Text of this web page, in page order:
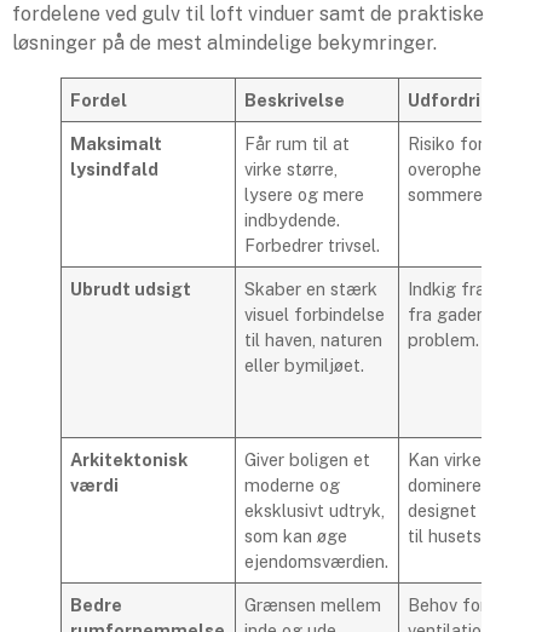
fordelene ved gulv til loft vinduer samt de praktiske
løsninger på de mest almindelige bekymringer.
Fordel Beskrivelse Udfordring
Maksimalt
lysindfald
Får rum til at
virke større,
lysere og mere
indbydende.
Forbedrer trivsel.
Risiko for
overophedning
sommeren.
Ubrudt udsigt
Skaber en stærk
visuel forbindelse
til haven, naturen
eller bymiljøet.
Indkig fra
fra gaden kan
problem.
Arkitektonisk
værdi
Giver boligen et
moderne og
eksklusivt udtryk,
som kan øge
ejendomsværdien.
Kan virke
dominerende,
designet ikke
til husets stil.
Bedre
Grænsen mellem
Behov for gode